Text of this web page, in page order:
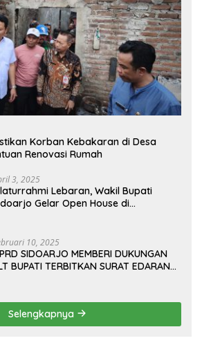
Korban Kebakaran di Desa
Renovasi Rumah
3, 2025
Lebaran, Wakil Bupati
Gelar Open House di
10, 2025
SIDOARJO MEMBERI DUKUNGAN
BUPATI TERBITKAN SURAT EDARAN
KOTA
Selengkapnya